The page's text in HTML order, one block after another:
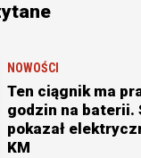
NOWOŚCI
Ten ciągnik ma
godzin na baterii.
pokazał
KM